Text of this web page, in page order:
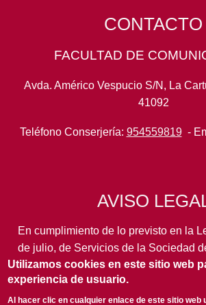
CONTACTO
FACULTAD DE
Avda. Américo Vespucio S/N, La
41092
Teléfono Conserjería: 954559819-
AVISO
En cumplimiento de lo previsto en la
de julio, de Servicios de la Sociedad
de Comercio Electrónico, así como en
legal aplicación, se pone en
usuarios de este portal de la
Utilizamos cookies en este sitio web
experiencia de usuario.
Al hacer clic en cualquier enlace de este sitio web